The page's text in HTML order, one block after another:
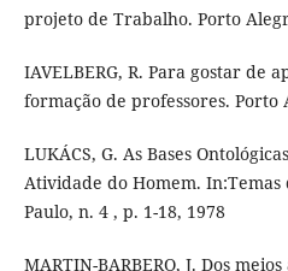
projeto de Trabalho. Porto
IAVELBERG, R. Para gostar de
formação de professores. Porto
LUKÁCS, G. As Bases
Atividade do Homem. In:Temas
Paulo, n. 4 , p. 1-18, 1978
MARTIN-BARBERO, J. Dos